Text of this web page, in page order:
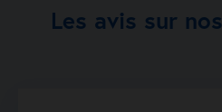
Les avis sur